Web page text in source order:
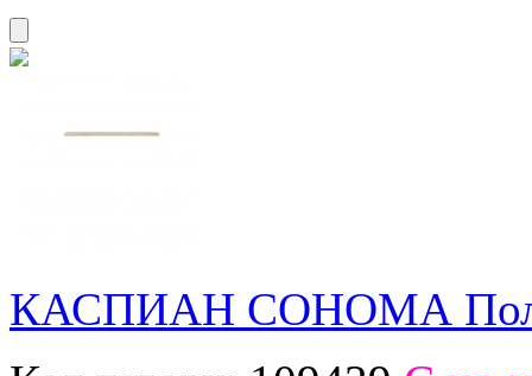
КАСПИАН СОНОМА